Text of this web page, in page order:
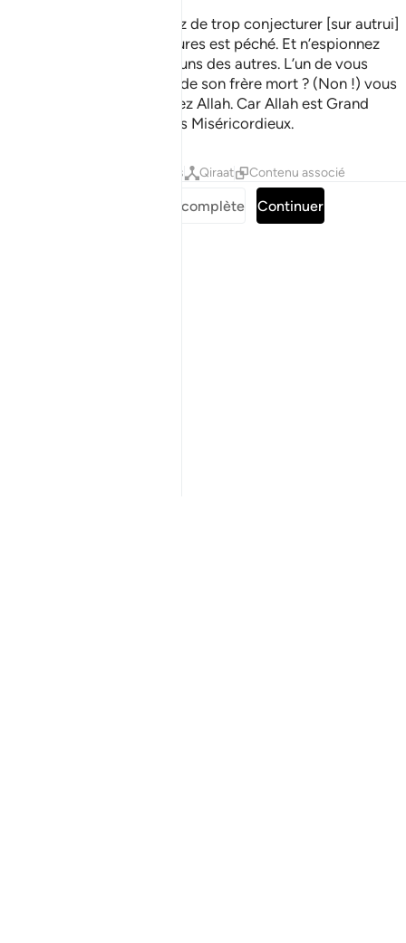
Ô vous qui avez cru ! Evitez de trop conjecturer [sur autrui]
car une partie des conjectures est péché. Et n’espionnez
pas; et ne médisez pas les uns des autres. L’un de vous
aimerait-il manger la chair de son frère mort ? (Non !) vous
en aurez horreur. Et craignez Allah. Car Allah est Grand
Accueillant au repentir, Très Miséricordieux.
Réflexions Qiraat Contenu associé
Lire la Sourate complète Continuer